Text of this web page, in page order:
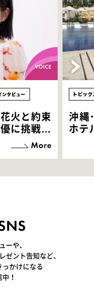
火と約束
に挑戦！
っている
に没頭で
沖縄
ホテ
ーや、
ント告知など、
かけになる
！